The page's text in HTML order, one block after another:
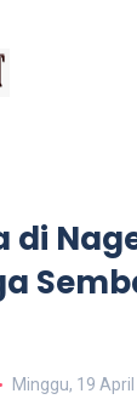
di
Minggu, 19